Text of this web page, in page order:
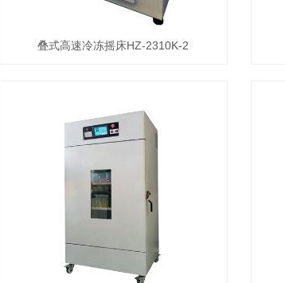
叠式高速冷冻摇床HZ-2310K-2